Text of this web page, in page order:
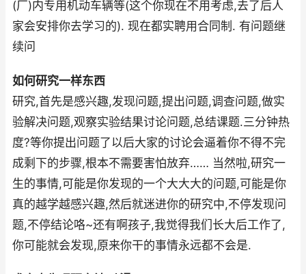
(厂)内专用机动车辆等(这个你现在不用考虑,去了后人
家会安排你去学习的). 现在都实聘用合同制. 有问题继
续问
如何研究一样东西
研究,首先是感兴趣,发现问题,提出问题,调查问题,做实
验解决问题,观察实验结果讨论问题,总结课题.三分钟热
度?等你提出问题了以后大家的讨论会逼着你不得不完
成剩下的步骤,根本不需要害怕放弃…… 当然啦,研究一
生的事情,可能是你发现的一个大大大的问题,可能是你
真的越学越感兴趣,然后就迷进你的研究中,不停发现问
题,不停结论咯~还有啊孩子,我觉得我们长大后工作了,
你可能就会发现,原来你干的事情永远都不会是.